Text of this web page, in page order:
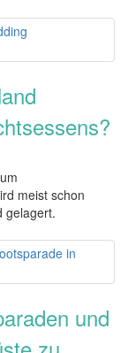
meist schon
gelagert.
und